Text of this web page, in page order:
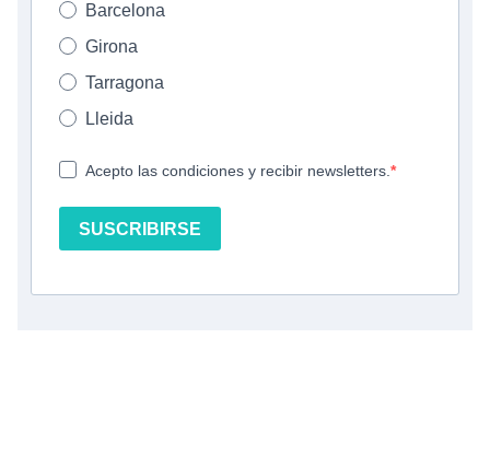
Barcelona
Girona
Tarragona
Lleida
Acepto las condiciones y recibir newsletters.
SUSCRIBIRSE